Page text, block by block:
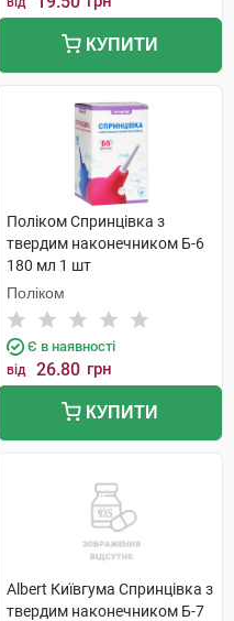
КУПИТИ
Поліком Спринцівка з
твердим наконечником Б-6
180 мл 1 шт
Поліком
Є в наявності
від 26.80 грн
КУПИТИ
Albert Київгума Спринцівка з
твердим наконечником Б-7